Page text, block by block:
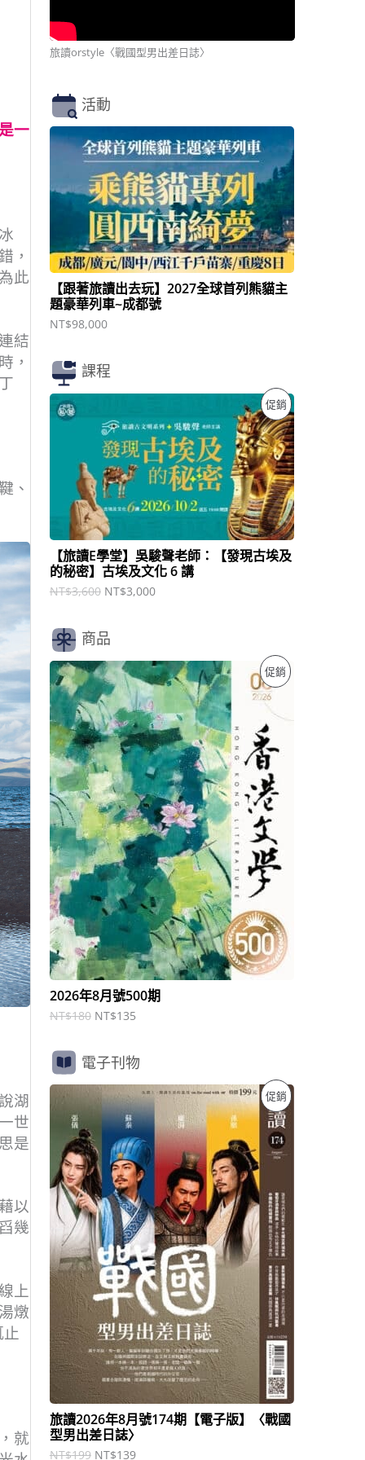
一
，
此
結
，
、
湖
世
是
以
幾
上
燉
就
旅讀orstyle〈戰國型男出差日誌〉
活動
【跟著旅讀出去玩】2027全球首列熊貓主
題豪華列車~成都號
NT$98,000
課程
促銷 特
價
商
品
【旅讀E學堂】吳駿聲老師：【發現古埃及
的秘密】古埃及文化 6 講
NT$3,600
價
格
：
N
T
$
3
,
6
0
0
。
NT$3,000
價
格
：
N
T
$
3
0
0
0
。
商品
促銷特
2026年8月號500期
NT$180
原
始
價
格
：
N
T
$
8
0
。
NT$135
前
價
格
：
N
T
1
3
5
。
電子刊物
促銷 特
商
旅讀2026年8月號174期【電子版】〈戰國
型男出差日誌〉
NT$199
原
始
價
格
：
N
T
$
1
9
9
。
NT$139
目
前
價
格
：
N
T
$
1
3
9
。